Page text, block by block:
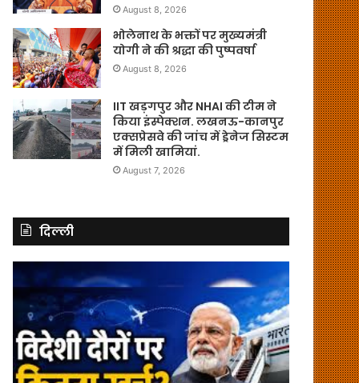
August 8, 2026
भोलेनाथ के भक्तों पर मुख्यमंत्री
योगी ने की श्रद्धा की पुष्पवर्षा
August 8, 2026
IIT खड़गपुर और NHAI की टीम ने
किया इंस्पेक्शन. लखनऊ-कानपुर
एक्सप्रेसवे की जांच में ड्रेनेज सिस्टम
में मिली खामियां.
August 7, 2026
दिल्ली